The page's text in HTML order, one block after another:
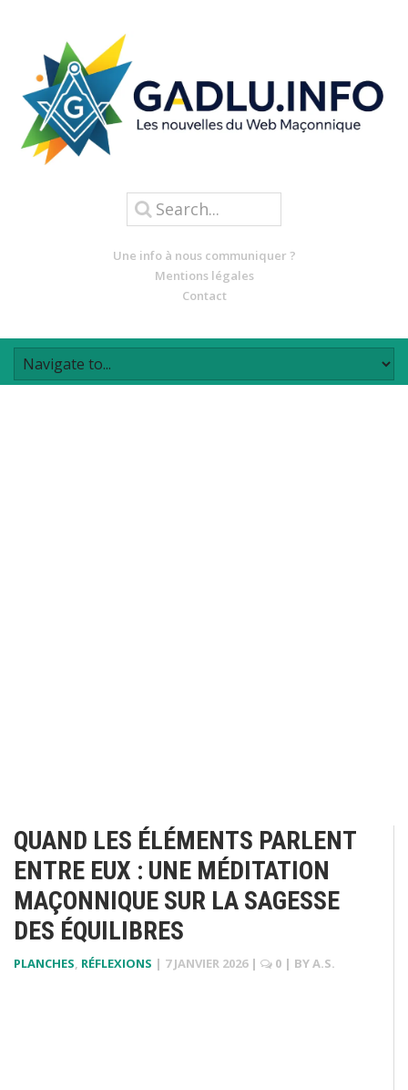
Une info à nous communiquer ?
Mentions légales
Contact
QUAND LES ÉLÉMENTS PARLENT
ENTRE EUX : UNE MÉDITATION
MAÇONNIQUE SUR LA SAGESSE
DES ÉQUILIBRES
PLANCHES, RÉFLEXIONS | 7 JANVIER 2026 | 0 | BYA.S.